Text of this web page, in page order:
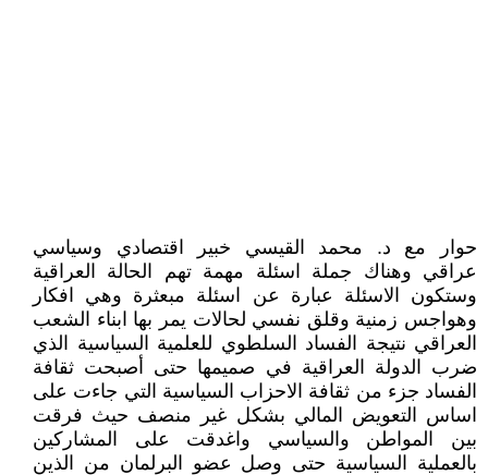
حوار مع د. محمد القيسي خبير اقتصادي وسياسي
عراقي وهناك جملة اسئلة مهمة تهم الحالة العراقية
وستكون الاسئلة عبارة عن اسئلة مبعثرة وهي افكار
وهواجس زمنية وقلق نفسي لحالات يمر بها ابناء الشعب
العراقي نتيجة الفساد السلطوي للعلمية السياسية الذي
ضرب الدولة العراقية في صميمها حتى أصبحت ثقافة
الفساد جزء من ثقافة الاحزاب السياسية التي جاءت على
اساس التعويض المالي بشكل غير منصف حيث فرقت
بين المواطن والسياسي واغدقت على المشاركين
بالعملية السياسية حتى وصل عضو البرلمان من الذين